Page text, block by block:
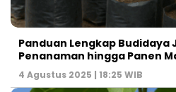
Panduan Lengkap Budidaya
Penanaman hingga Panen
4 Agustus 2025 | 18:25 WIB